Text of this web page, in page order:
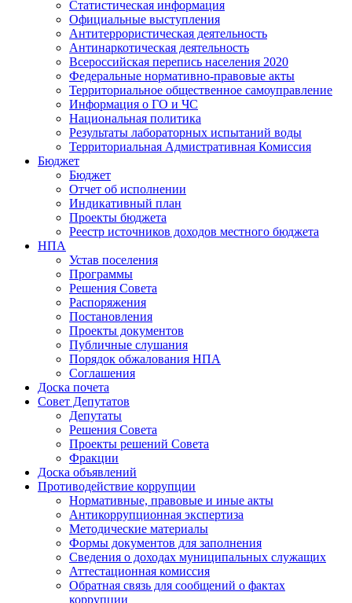
Статистическая информация
Официальные выступления
Антитеррористическая деятельность
Антинаркотическая деятельность
Всероссийская перепись населения 2020
Федеральные нормативно-правовые акты
Территориальное общественное самоуправление
Информация о ГО и ЧС
Национальная политика
Результаты лабораторных испытаний воды
Территориальная Адмистративная Комиссия
Бюджет
Бюджет
Отчет об исполнении
Индикативный план
Проекты бюджета
Реестр источников доходов местного бюджета
НПА
Устав поселения
Программы
Решения Совета
Распоряжения
Постановления
Проекты документов
Публичные слушания
Порядок обжалования НПА
Соглашения
Доска почета
Совет Депутатов
Депутаты
Решения Совета
Проекты решений Совета
Фракции
Доска объявлений
Противодействие коррупции
Нормативные, правовые и иные акты
Антикоррупционная экспертиза
Методические материалы
Формы документов для заполнения
Сведения о доходах муниципальных служащих
Аттестационная комиссия
Обратная связь для сообщений о фактах
коррупции